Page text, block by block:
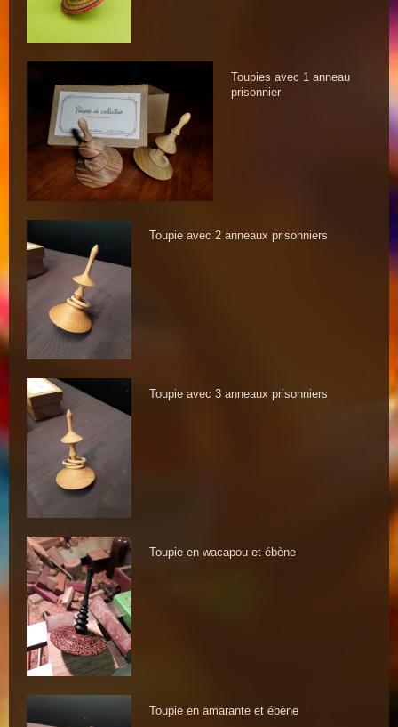
Toupies avec 1 anneau
prisonnier
Toupie avec 2 anneaux prisonniers
Toupie avec 3 anneaux prisonniers
Toupie en wacapou et ébène
Toupie en amarante et ébène